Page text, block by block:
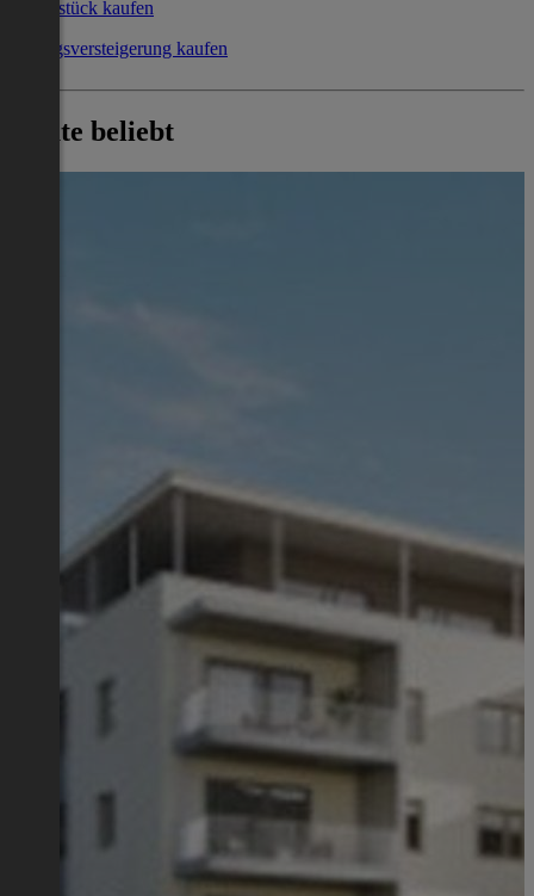
Grundstück kaufen
Zwangsversteigerung kaufen
Heute beliebt